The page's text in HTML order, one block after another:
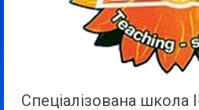
Спеціалізована школа